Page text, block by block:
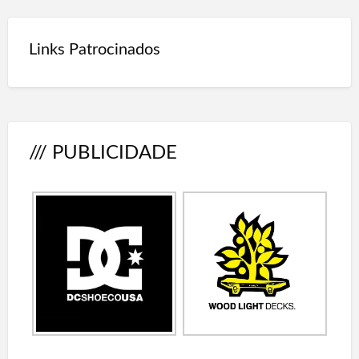
Links Patrocinados
/// PUBLICIDADE